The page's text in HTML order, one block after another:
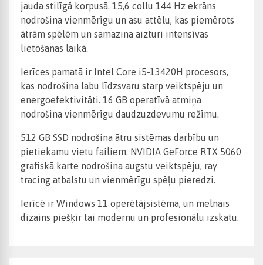
jauda stilīgā korpusā. 15,6 collu 144 Hz ekrāns
nodrošina vienmērīgu un asu attēlu, kas piemērots
ātrām spēlēm un samazina aizturi intensīvas
lietošanas laikā.
Ierīces pamatā ir Intel Core i5-13420H procesors,
kas nodrošina labu līdzsvaru starp veiktspēju un
energoefektivitāti. 16 GB operatīvā atmiņa
nodrošina vienmērīgu daudzuzdevumu režīmu.
512 GB SSD nodrošina ātru sistēmas darbību un
pietiekamu vietu failiem. NVIDIA GeForce RTX 5060
grafiskā karte nodrošina augstu veiktspēju, ray
tracing atbalstu un vienmērīgu spēļu pieredzi.
Ierīcē ir Windows 11 operētājsistēma, un melnais
dizains piešķir tai modernu un profesionālu izskatu.